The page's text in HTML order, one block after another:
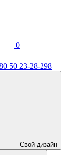
0
50 23-28-298
Свой дизайн